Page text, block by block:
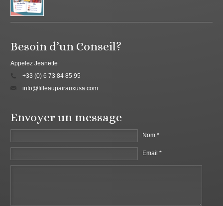
Besoin d’un Conseil?
Appelez Jeanette
+33 (0) 6 73 84 85 95
info@filleaupairauxusa.com
Envoyer un message
Nom *
Email *